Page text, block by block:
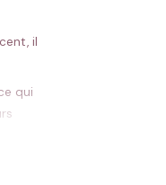
il
qui
le